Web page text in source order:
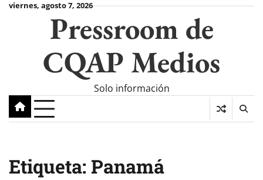
Skipviernes, agosto 7, 2026
Pressroom de
CQAP Medios
Solo información
Etiqueta: Panamá